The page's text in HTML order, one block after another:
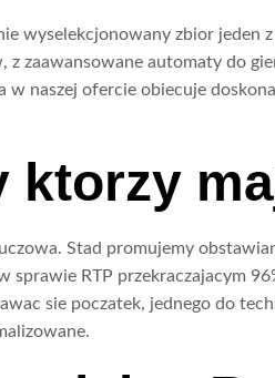
wyselekcjonowany zbior
zaawansowane automaty do
w naszej ofercie obiecuje
ktorzy
Stad promujemy
sprawie RTP przekraczajacym
sie poczatek, jednego do